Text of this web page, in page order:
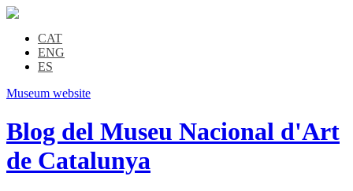
CAT
ENG
ES
Museum website
Blog del Museu Nacional d'Art
de Catalunya